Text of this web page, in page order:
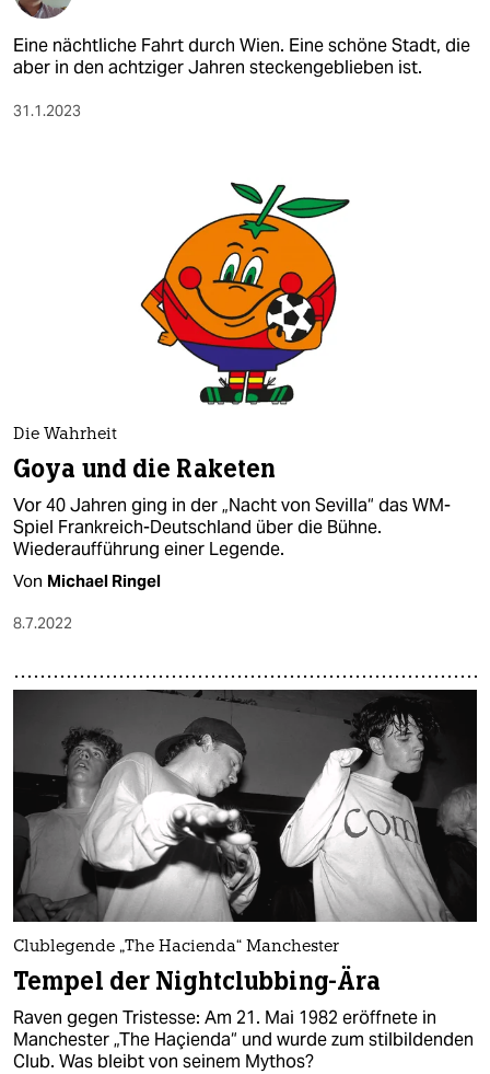
Eine nächtliche Fahrt durch Wien. Eine schöne Stadt, die
aber in den achtziger Jahren steckengeblieben ist.
31.1.2023
Die Wahrheit
Goya und die Raketen
Vor 40 Jahren ging in der „Nacht von Sevilla“ das WM-
Spiel Frankreich-Deutschland über die Bühne.
Wiederaufführung einer Legende.
Von Michael Ringel
8.7.2022
Clublegende „The Hacienda“ Manchester
Tempel der Nightclub­bing-Ära
Raven gegen Tristesse: Am 21. Mai 1982 eröffnete in
Manchester „The Haçienda“ und wurde zum stilbildenden
Club. Was bleibt von seinem Mythos?